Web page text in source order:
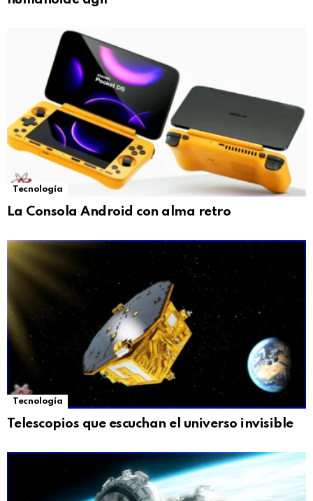
Tecnología
La Consola Android con alma retro
Tecnología
Telescopios que escuchan el universo invisible